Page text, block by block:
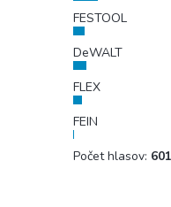
FESTOOL
DeWALT
FLEX
FEIN
Počet hlasov: 601